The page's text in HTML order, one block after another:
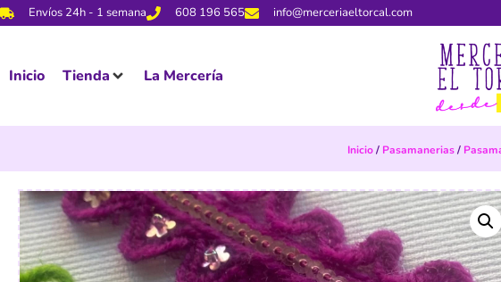
Envíos 24h - 1 semana 608 196 565 info@merceriaeltorcal.com
Inicio Tienda La Mercería
Inicio/ Pasamanerias/